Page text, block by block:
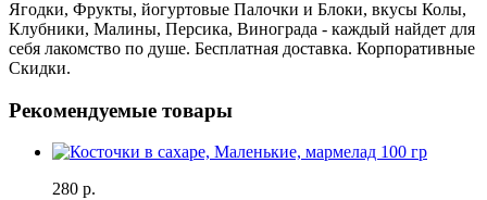
Ягодки, Фрукты, йогуртовые Палочки и Блоки, вкусы Колы,
Клубники, Малины, Персика, Винограда - каждый найдет для
себя лакомство по душе. Бесплатная доставка. Корпоративные
Скидки.
Рекомендуемые товары
280 р.